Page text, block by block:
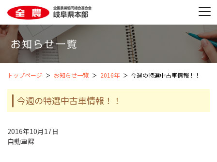
トップページ お知らせ一覧 2016年 今週の特選中古車情報！！
今週の特選中古車情報！！
2016年10月17日
自動車課